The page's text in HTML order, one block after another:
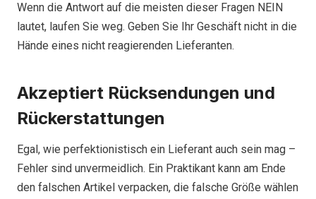
Wenn die Antwort auf die meisten dieser Fragen NEIN
lautet, laufen Sie weg. Geben Sie Ihr Geschäft nicht in die
Hände eines nicht reagierenden Lieferanten.
Akzeptiert Rücksendungen und
Rückerstattungen
Egal, wie perfektionistisch ein Lieferant auch sein mag –
Fehler sind unvermeidlich. Ein Praktikant kann am Ende
den falschen Artikel verpacken, die falsche Größe wählen